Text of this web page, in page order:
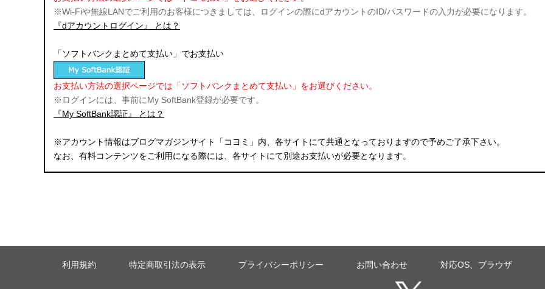
※Wi-Fiや無線LANでご利用のお客様につきましては、ログインの際にdアカウントのID/パスワードの入力が必要になります。
『dアカウントログイン』 とは？
「ソフトバンクまとめて支払い」でお支払い
お支払い方法の選択ページでは「ソフトバンクまとめて支払い」をお選びください。
※ログインには、事前にMy SoftBank登録が必要です。
『My SoftBank認証』 とは？
※アカウント情報はブログマガジンサイト「コヨミ」内、各サイトにて共通となっておりますので予めご了承下さい。
なお、有料コンテンツをご利用になる際には、各サイトにて別途お支払いが必要となります。
利用規約 特定商取引法の表示 プライバシーポリシー お問い合わせ 対応OS、ブラウザ